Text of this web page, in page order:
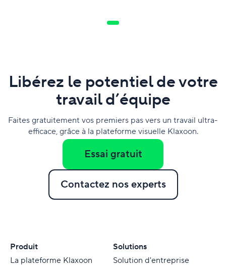
Libérez le potentiel de votre
travail d’équipe
Faites gratuitement vos premiers pas vers un travail ultra-
efficace, grâce à la plateforme visuelle Klaxoon.
Essai gratuit
Contactez nos experts
Produit
La plateforme Klaxoon
Solutions
Solution d'entreprise